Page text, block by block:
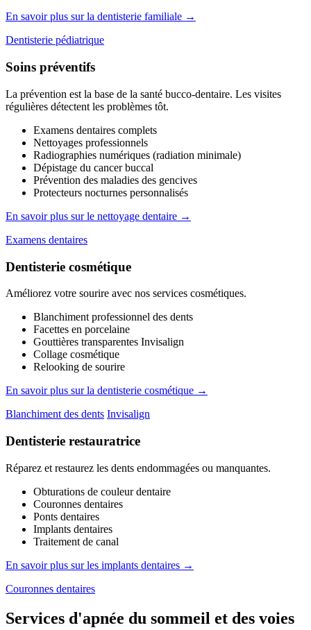
En savoir plus sur la dentisterie familiale →
Dentisterie pédiatrique
Soins préventifs
La prévention est la base de la santé bucco-dentaire. Les visites
régulières détectent les problèmes tôt.
Examens dentaires complets
Nettoyages professionnels
Radiographies numériques (radiation minimale)
Dépistage du cancer buccal
Prévention des maladies des gencives
Protecteurs nocturnes personnalisés
En savoir plus sur le nettoyage dentaire →
Examens dentaires
Dentisterie cosmétique
Améliorez votre sourire avec nos services cosmétiques.
Blanchiment professionnel des dents
Facettes en porcelaine
Gouttières transparentes Invisalign
Collage cosmétique
Relooking de sourire
En savoir plus sur la dentisterie cosmétique →
Blanchiment des dents Invisalign
Dentisterie restauratrice
Réparez et restaurez les dents endommagées ou manquantes.
Obturations de couleur dentaire
Couronnes dentaires
Ponts dentaires
Implants dentaires
Traitement de canal
En savoir plus sur les implants dentaires →
Couronnes dentaires
Services d'apnée du sommeil et des voies